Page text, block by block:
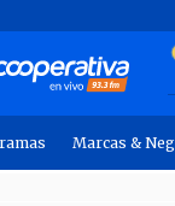
Marcas &